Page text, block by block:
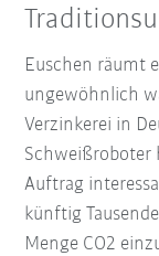
Euschen räumt
ungewöhnlich
Verzinkerei in
Schweißroboter
Auftrag
künftig
Menge CO2